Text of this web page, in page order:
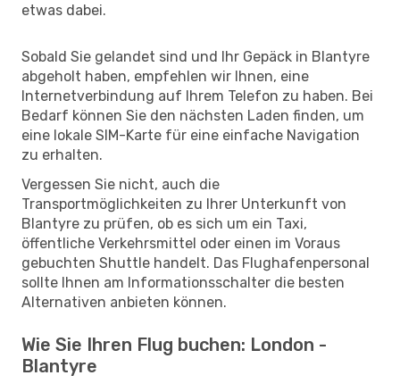
etwas dabei.
Sobald Sie gelandet sind und Ihr Gepäck in Blantyre
abgeholt haben, empfehlen wir Ihnen, eine
Internetverbindung auf Ihrem Telefon zu haben. Bei
Bedarf können Sie den nächsten Laden finden, um
eine lokale SIM-Karte für eine einfache Navigation
zu erhalten.
Vergessen Sie nicht, auch die
Transportmöglichkeiten zu Ihrer Unterkunft von
Blantyre zu prüfen, ob es sich um ein Taxi,
öffentliche Verkehrsmittel oder einen im Voraus
gebuchten Shuttle handelt. Das Flughafenpersonal
sollte Ihnen am Informationsschalter die besten
Alternativen anbieten können.
Wie Sie Ihren Flug buchen: London -
Blantyre